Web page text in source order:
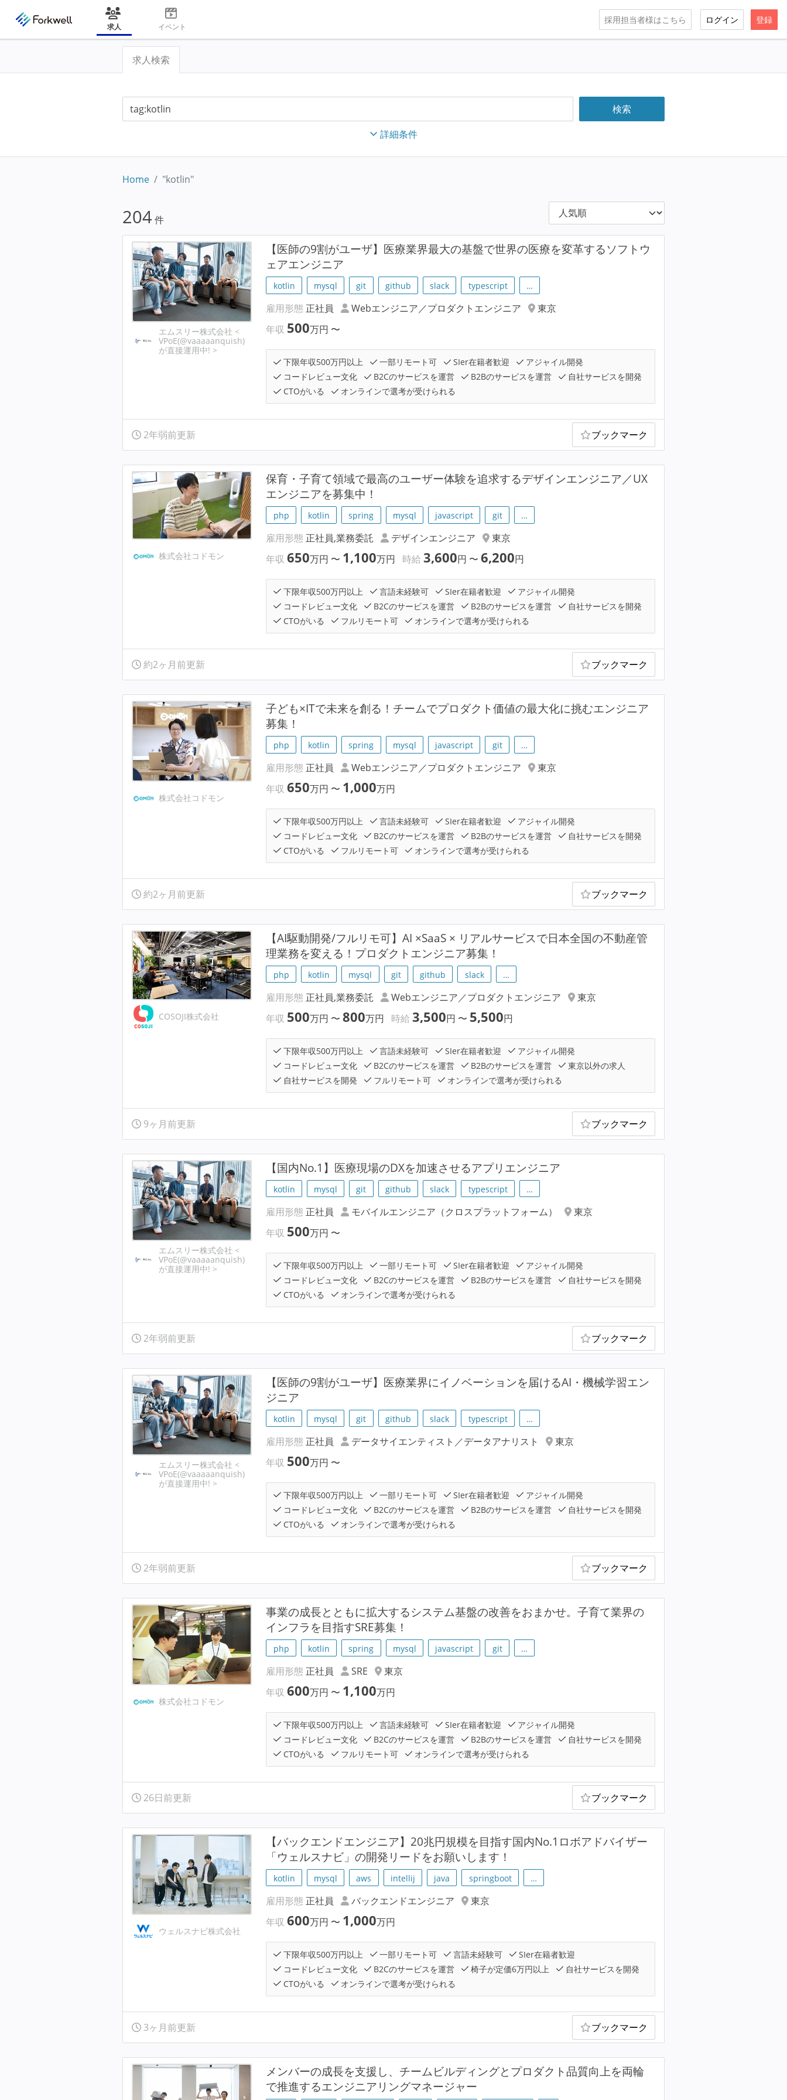
求人 イベント
採用担当者様はこちら ログイン 登録
求人検索
詳細条件
Home "kotlin"
204 件
エムスリー株式会社 <
VPoE(@vaaaaanquish)
が直接運用中! >
【医師の9割がユーザ】医療業界最大の基盤で世界の医療を変革するソフトウ
ェアエンジニア
kotlin mysql git github slack typescript …
雇用形態 正社員 Webエンジニア／プロダクトエンジニア
東京
年収 500万円 〜
下限年収500万円以上 一部リモート可 SIer在籍者歓迎
アジャイル開発
コードレビュー文化
B2Cのサービスを運営 B2Bのサービスを運営
自社サービスを開発
CTOがいる
オンラインで選考が受けられる
2年弱前更新 ブックマーク
株式会社コドモン
保育・子育て領域で最高のユーザー体験を追求するデザインエンジニア／UX
エンジニアを募集中！
php kotlin spring mysql javascript git …
雇用形態 正社員,業務委託 デザインエンジニア
東京
年収650万円 〜 1,100万円 時給3,600円 〜6,200円
下限年収500万円以上 言語未経験可 SIer在籍者歓迎
アジャイル開発
コードレビュー文化
B2Cのサービスを運営 B2Bのサービスを運営
自社サービスを開発
CTOがいる
フルリモート可 オンラインで選考が受けられる
約2ヶ月前更新 ブックマーク
株式会社コドモン
子ども×ITで未来を創る！チームでプロダクト価値の最大化に挑むエンジニア
募集！
php kotlin spring mysql javascript git …
雇用形態 正社員 Webエンジニア／プロダクトエンジニア
東京
年収650万円 〜 1,000万円
下限年収500万円以上 言語未経験可 SIer在籍者歓迎
アジャイル開発
コードレビュー文化
B2Cのサービスを運営 B2Bのサービスを運営
自社サービスを開発
CTOがいる
フルリモート可 オンラインで選考が受けられる
約2ヶ月前更新 ブックマーク
COSOJI株式会社
【AI駆動開発/フルリモ可】AI ×SaaS × リアルサービスで日本全国の不動産管
理業務を変える！プロダクトエンジニア募集！
php kotlin mysql git github slack …
雇用形態 正社員,業務委託 Webエンジニア／プロダクトエンジニア
東京
年収 500万円 〜800万円 時給3,500円 〜 5,500円
下限年収500万円以上 言語未経験可 SIer在籍者歓迎
アジャイル開発
コードレビュー文化
B2Cのサービスを運営 B2Bのサービスを運営
東京以外の求人
自社サービスを開発
フルリモート可 オンラインで選考が受けられる
9ヶ月前更新 ブックマーク
エムスリー株式会社 <
VPoE(@vaaaaanquish)
が直接運用中! >
【国内No.1】医療現場のDXを加速させるアプリエンジニア
kotlin mysql git github slack typescript …
雇用形態 正社員 モバイルエンジニア（クロスプラットフォーム）
東京
年収 500万円 〜
下限年収500万円以上 一部リモート可 SIer在籍者歓迎
アジャイル開発
コードレビュー文化
B2Cのサービスを運営 B2Bのサービスを運営
自社サービスを開発
CTOがいる
オンラインで選考が受けられる
2年弱前更新 ブックマーク
エムスリー株式会社 <
VPoE(@vaaaaanquish)
が直接運用中! >
【医師の9割がユーザ】医療業界にイノベーションを届けるAI・機械学習エン
ジニア
kotlin mysql git github slack typescript …
雇用形態 正社員 データサイエンティスト／データアナリスト
東京
年収 500万円 〜
下限年収500万円以上 一部リモート可 SIer在籍者歓迎
アジャイル開発
コードレビュー文化
B2Cのサービスを運営 B2Bのサービスを運営
自社サービスを開発
CTOがいる
オンラインで選考が受けられる
2年弱前更新 ブックマーク
株式会社コドモン
事業の成長とともに拡大するシステム基盤の改善をおまかせ。子育て業界の
インフラを目指すSRE募集！
php kotlin spring mysql javascript git …
雇用形態 正社員 SRE
東京
年収600万円 〜 1,100万円
下限年収500万円以上 言語未経験可 SIer在籍者歓迎
アジャイル開発
コードレビュー文化
B2Cのサービスを運営 B2Bのサービスを運営
自社サービスを開発
CTOがいる
フルリモート可 オンラインで選考が受けられる
26日前更新 ブックマーク
ウェルスナビ株式会社
【バックエンドエンジニア】20兆円規模を目指す国内No.1ロボアドバイザー
「ウェルスナビ」の開発リードをお願いします！
kotlin mysql aws intellij java springboot …
雇用形態 正社員 バックエンドエンジニア
東京
年収600万円 〜 1,000万円
下限年収500万円以上 一部リモート可 言語未経験可
SIer在籍者歓迎
コードレビュー文化
B2Cのサービスを運営 椅子が定価6万円以上
自社サービスを開発
CTOがいる
オンラインで選考が受けられる
3ヶ月前更新 ブックマーク
メンバーの成長を支援し、チームビルディングとプロダクト品質向上を両輪
で推進するエンジニアリングマネージャー